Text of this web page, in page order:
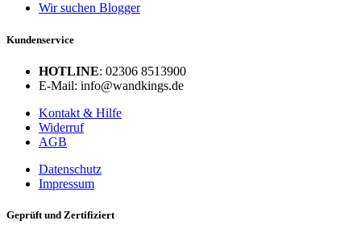
Wir suchen Blogger
Kundenservice
HOTLINE: 02306 8513900
E-Mail: info@wandkings.de
Kontakt & Hilfe
Widerruf
AGB
Datenschutz
Impressum
Geprüft und Zertifiziert